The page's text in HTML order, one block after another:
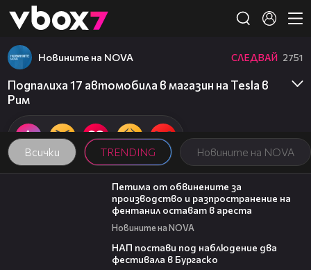
👾
Всички TRENDING Новините на NOVA
Новините на NOVA СЛЕДВАЙ 2751
Подпалиха 17 автомобила в магазин на Tesla в
Рим
00:43
Петима от обвинените за
производство и разпространение на
фентанил остават в ареста
Новините на NOVA
НАП постави под наблюдение два
фестивала в Бургаско